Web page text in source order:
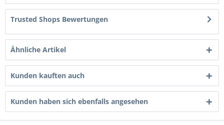
Trusted Shops Bewertungen
Ähnliche Artikel
Kunden kauften auch
Kunden haben sich ebenfalls angesehen